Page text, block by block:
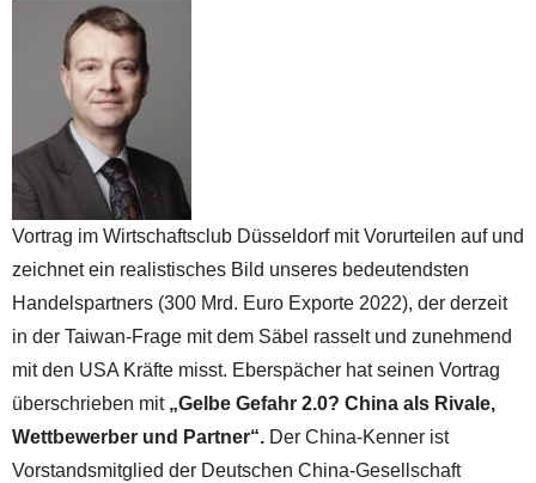
Vortrag im Wirtschaftsclub Düsseldorf mit Vorurteilen auf und
zeichnet ein realistisches Bild unseres bedeutendsten
Handelspartners (300 Mrd. Euro Exporte 2022), der derzeit
in der Taiwan-Frage mit dem Säbel rasselt und zunehmend
mit den USA Kräfte misst. Eberspächer hat seinen Vortrag
überschrieben mit „Gelbe Gefahr 2.0? China als Rivale,
Wettbewerber und Partner“. Der China-Kenner ist
Vorstandsmitglied der Deutschen China-Gesellschaft